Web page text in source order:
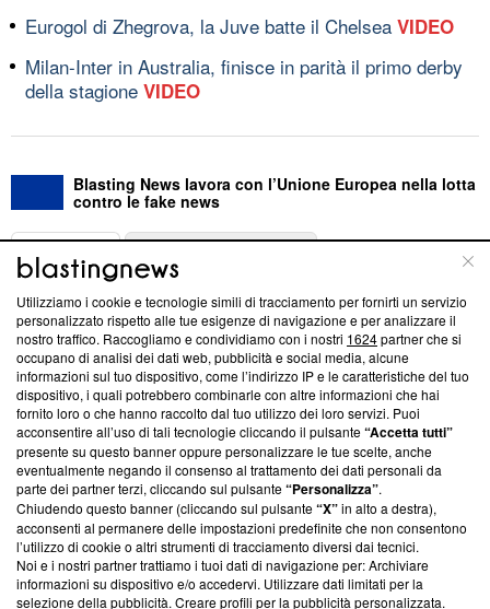
Eurogol di Zhegrova, la Juve batte il Chelsea VIDEO
Milan-Inter in Australia, finisce in parità il primo derby
della stagione VIDEO
Blasting News lavora con l’Unione Europea nella lotta
contro le fake news
ABOUT
Questa sezione offre informazioni trasparenti su Blasting
News, sui nostri processi editoriali e su come ci impegniamo a
creare news di qualità. Inoltre, afferma la nostra aderenza a
‘Trust Project - News with Integrity’Blasting News non è
ancora membro del programma, ma ha richiesto di farne
parte; Trust Project non ha ancora effettuato una verifica di
conformità agli standard.
Su di noi
Team editoriale
Corporate
Utilizziamo i cookie e tecnologie simili di tracciamento per fornirti un servizio
personalizzato rispetto alle tue esigenze di navigazione e per analizzare il
nostro traffico. Raccogliamo e condividiamo con i nostri 1624partner che si
occupano di analisi dei dati web, pubblicità e social media, alcune
informazioni sul tuo dispositivo, come l’indirizzo IP e le caratteristiche del tuo
dispositivo, i quali potrebbero combinarle con altre informazioni che hai
fornito loro o che hanno raccolto dal tuo utilizzo dei loro servizi. Puoi
acconsentire all’uso di tali tecnologie cliccando il pulsante“Accetta tutti”
presente su questo banner oppure personalizzare le tue scelte, anche
eventualmente negando il consenso al trattamento dei dati personali da
parte dei partner terzi, cliccando sul pulsante“Personalizza”.
Chiudendo questo banner (cliccando sul pulsante“X”in alto a destra),
acconsenti al permanere delle impostazioni predefinite che non consentono
l’utilizzo di cookie o altri strumenti di tracciamento diversi dai tecnici.
Noi e i nostri partner trattiamo i tuoi dati di navigazione per: Archiviare
informazioni su dispositivo e/o accedervi. Utilizzare dati limitati per la
selezione della pubblicità. Creare profili per la pubblicità personalizzata.